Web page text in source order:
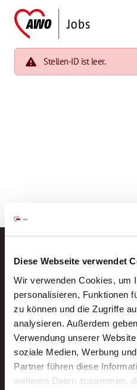
Diese Webseite verwendet
Wir verwenden Cookies, um
personalisieren, Funktionen
zu können und die Zugriffe
analysieren. Außerdem
Verwendung unserer
soziale Medien, Werbung
Partner führen diese
weiteren Daten zusammen,
Stellen-ID ist leer.
Neue
Ein kostenloser
E-Mail-